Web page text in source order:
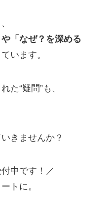
「なぜ？を深める
います。
た“疑問”も、
きませんか？
中です！／
トに。